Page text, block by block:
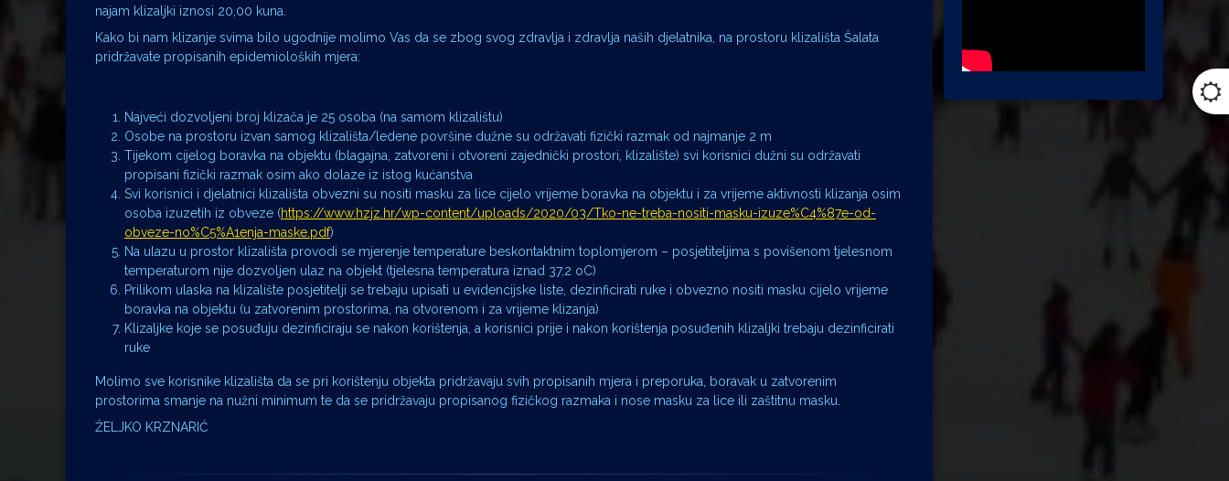
najam klizaljki iznosi 20,00 kuna.
Kako bi nam klizanje svima bilo ugodnije molimo Vas da se zbog svog zdravlja i zdravlja naših djelatnika, na prostoru klizališta Šalata
pridržavate propisanih epidemioloških mjera:
Najveći dozvoljeni broj klizača je 25 osoba (na samom klizalištu)
Osobe na prostoru izvan samog klizališta/ledene površine dužne su održavati fizički razmak od najmanje 2 m
Tijekom cijelog boravka na objektu (blagajna, zatvoreni i otvoreni zajednički prostori, klizalište) svi korisnici dužni su održavati
propisani fizički razmak osim ako dolaze iz istog kućanstva
Svi korisnici i djelatnici klizališta obvezni su nositi masku za lice cijelo vrijeme boravka na objektu i za vrijeme aktivnosti klizanja osim
osoba izuzetih iz obveze (https://www.hzjz.hr/wp-content/uploads/2020/03/Tko-ne-treba-nositi-masku-izuze%C4%87e-od-
obveze-no%C5%A1enja-maske.pdf)
Na ulazu u prostor klizališta provodi se mjerenje temperature beskontaktnim toplomjerom – posjetiteljima s povišenom tjelesnom
temperaturom nije dozvoljen ulaz na objekt (tjelesna temperatura iznad 37,2 oC)
Prilikom ulaska na klizalište posjetitelji se trebaju upisati u evidencijske liste, dezinficirati ruke i obvezno nositi masku cijelo vrijeme
boravka na objektu (u zatvorenim prostorima, na otvorenom i za vrijeme klizanja)
Klizaljke koje se posuđuju dezinficiraju se nakon korištenja, a korisnici prije i nakon korištenja posuđenih klizaljki trebaju dezinficirati
ruke
Molimo sve korisnike klizališta da se pri korištenju objekta pridržavaju svih propisanih mjera i preporuka, boravak u zatvorenim
prostorima smanje na nužni minimum te da se pridržavaju propisanog fizičkog razmaka i nose masku za lice ili zaštitnu masku.
ŽELJKO KRZNARIĆ